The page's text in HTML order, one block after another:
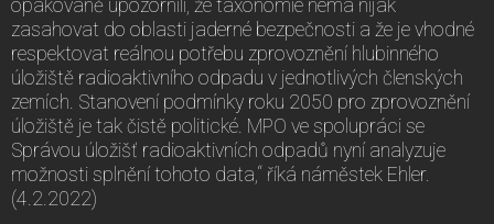
opakovaně upozornili, že taxonomie nemá nijak
zasahovat do oblasti jaderné bezpečnosti a že je vhodné
respektovat reálnou potřebu zprovoznění hlubinného
úložiště radioaktivního odpadu v jednotlivých členských
zemích. Stanovení podmínky roku 2050 pro zprovoznění
úložiště je tak čistě politické. MPO ve spolupráci se
Správou úložišť radioaktivních odpadů nyní analyzuje
možnosti splnění tohoto data,“ říká náměstek Ehler.
(4.2.2022)